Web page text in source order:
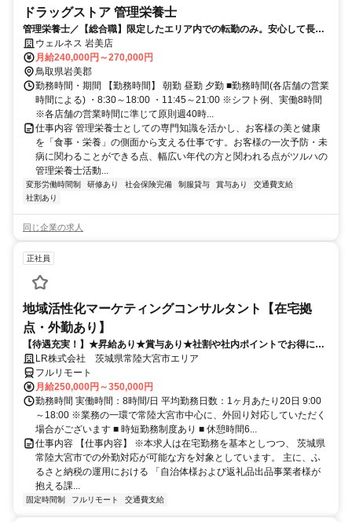
ドラッグストア 管理栄養士
管理栄養士／【総合職】限定したエリア内での転勤のみ。安心して長く
働ける環境があります。
ウェルネス 岩美店
月給240,000円～270,000円
鳥取県岩美郡
勤務時間・期間 【勤務時間】 朝勤 昼勤 夕勤 ■勤務時間(各店舗の営業
時間による) ・8:30～18:00 ・11:45～21:00 ※シフト例、実働8時間
※各店舗の営業時間に準じて原則週40時...
仕事内容 管理栄養士としての専門知識を活かし、お客様の美と健康
を「食事・栄養」の側面から支える仕事です。お客様の一次予防・未
病に関わることができる点、幅広い年代の方と関われる点がツルハの
管理栄養士活動...
変形労働時間制 研修あり 社会保険完備 制服貸与 賞与あり
交通費支給
社割あり
同じ企業の求人
正社員
地域活性化マーケティングコンサルタント【在宅拠
点・外勤あり】
【待遇充実！】★昇給あり★賞与あり★社割や社内ポイントでお得に買
い物も！
LR株式会社 茨城県常陸大宮市エリア
フルリモート
月給250,000円～350,000円
勤務時間 実働時間：8時間/日 平均勤務日数：1ヶ月あたり20日 9:00
～18:00 ※業務の一環で常陸大宮市中心に、外回り対応していただく
場合がございます ■ 時短勤務制度あり ■ 休憩時間6...
仕事内容 【仕事内容】 ※本求人は在宅勤務を基本としつつ、 茨城県
常陸大宮市での外勤対応が可能な方を対象としています。 主に、ふ
るさと納税の運用における 「自治体様および返礼品出品事業者様が
抱える課...
固定時間制 フルリモート 交通費支給